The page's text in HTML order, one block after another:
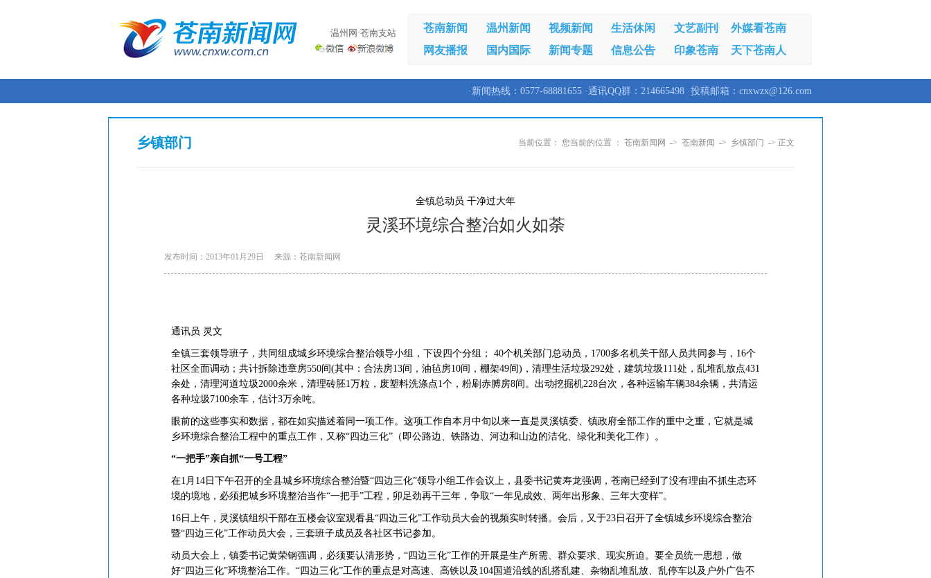
温州网·苍南支站 苍南新闻 温州新闻 视频新闻 生活休闲 文艺副刊
外媒看苍南
网友播报
国内国际 新闻专题 信息公告 印象苍南 天下苍南人
·新闻热线：0577-68881655 ·通讯QQ群：214665498 ·投稿邮箱：cnxwzx@126.com
当前位置： 您当前的位置 ： 苍南新闻网 -> 苍南新闻 -> 乡镇部门 -> 正文
乡镇部门
全镇总动员 干净过大年
灵溪环境综合整治如火如荼
发布时间：2013年01月29日 来源：苍南新闻网
通讯员 灵文
全镇三套领导班子，共同组成城乡环境综合整治领导小组，下设四个分组； 40个机关部门总动员，1700多名机关干部人员共同参与，16个
社区全面调动；共计拆除违章房550间(其中：合法房13间，油毡房10间，棚架49间)，清理生活垃圾292处，建筑垃圾111处，乱堆乱放点431
余处，清理河道垃圾2000余米，清理砖胚1万粒，废塑料洗涤点1个，粉刷赤膊房8间。出动挖掘机228台次，各种运输车辆384余辆，共清运
各种垃圾7100余车，估计3万余吨。
眼前的这些事实和数据，都在如实描述着同一项工作。这项工作自本月中旬以来一直是灵溪镇委、镇政府全部工作的重中之重，它就是城
乡环境综合整治工程中的重点工作，又称“四边三化”（即公路边、铁路边、河边和山边的洁化、绿化和美化工作）。
“一把手”亲自抓“一号工程”
在1月14日下午召开的全县城乡环境综合整治暨“四边三化”领导小组工作会议上，县委书记黄寿龙强调，苍南已经到了没有理由不抓生态环
境的境地，必须把城乡环境整治当作“一把手”工程，卯足劲再干三年，争取“一年见成效、两年出形象、三年大变样”。
16日上午，灵溪镇组织干部在五楼会议室观看县“四边三化”工作动员大会的视频实时转播。会后，又于23日召开了全镇城乡环境综合整治
暨“四边三化”工作动员大会，三套班子成员及各社区书记参加。
动员大会上，镇委书记黄荣钢强调，必须要认清形势，“四边三化”工作的开展是生产所需、群众要求、现实所迫。要全员统一思想，做
好“四边三化”环境整治工作。“四边三化”工作的重点是对高速、高铁以及104国道沿线的乱搭乱建、杂物乱堆乱放、乱停车以及户外广告不